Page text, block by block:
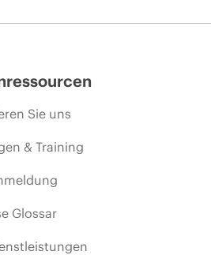
Sie uns
& Training
Glossar